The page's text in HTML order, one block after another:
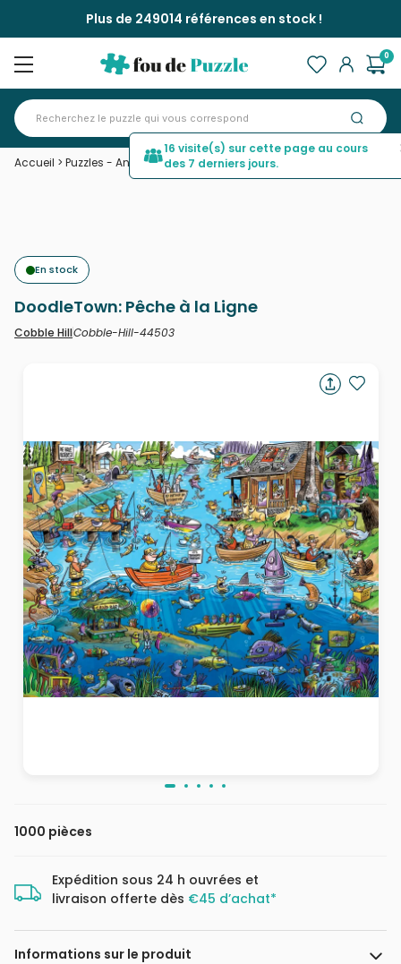
Plus de 249014 références en stock !
0
Accueil > Puzzles - Animaux marins >DoodleTown: Pêche à la Ligne
En stock
DoodleTown: Pêche à la Ligne
Cobble HillCobble-Hill-44503
1000 pièces
Expédition sous 24 h ouvrées et
livraison offerte dès €45 d’achat*
Informations sur le produit
16 visite(s) sur cette page au cours
des 7 derniers jours.